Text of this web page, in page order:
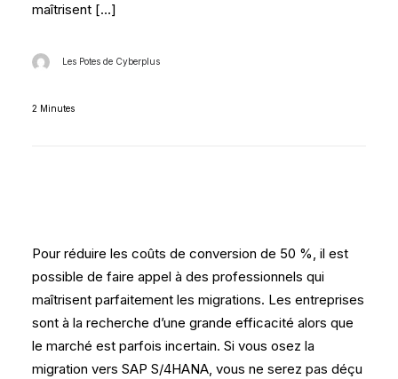
maîtrisent […]
Les Potes de Cyberplus
2 Minutes
Pour réduire les coûts de conversion de 50 %, il est
possible de faire appel à des professionnels qui
maîtrisent parfaitement les migrations. Les entreprises
sont à la recherche d’une grande efficacité alors que
le marché est parfois incertain. Si vous osez la
migration vers SAP S/4HANA, vous ne serez pas déçu